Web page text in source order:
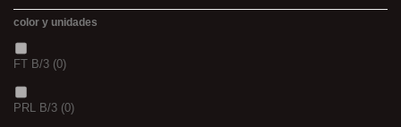
color y unidades
FT B/3 (0)
PRL B/3 (0)